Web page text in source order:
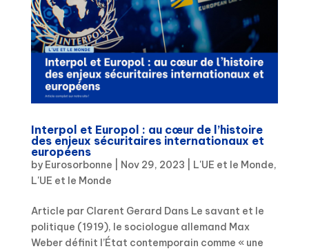
Interpol et Europol : au cœur de l’histoire
des enjeux sécuritaires internationaux et
européens
by Eurosorbonne Nov 29, 2023 L'UE et le Monde,
L'UE et le Monde
Article par Clarent Gerard Dans Le savant et le
politique (1919), le sociologue allemand Max
Weber définit l’État contemporain comme « une